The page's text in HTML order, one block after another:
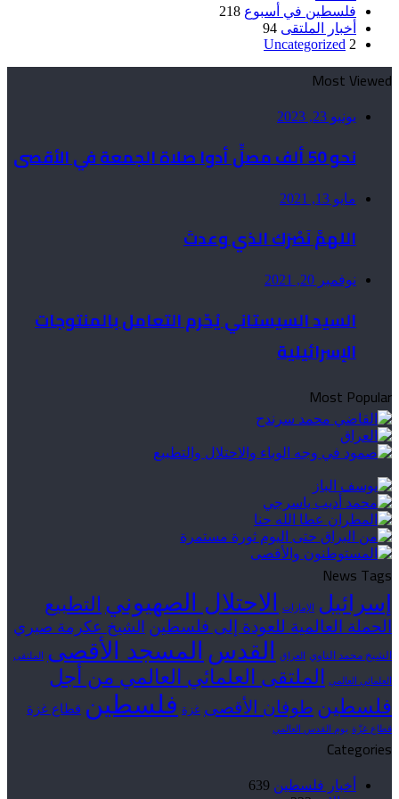
فلسطين في أسبوع 218
أخبار الملتقى 94
Uncategorized 2
Most Viewed
يونيو 23, 2023
نحو 50 ألف مصلٍّ أدوا صلاة الجمعة في الأقصى
مايو 13, 2021
اللهمَّ نَصْرَك الذي وعدتَ
نوفمبر 20, 2021
السيد السيستاني يُحّرم التعامل بالمنتوجات
الإسرائيلية
Most Popular
News Tags
إسرائيل الإمارات الاحتلال الصهيوني التطبيع
الحملة العالمية للعودة إلى فلسطين الشيخ عكرمة صبري
الشيخ محمد الناوي العراق القدس المسجد الأقصى الملتقى
العلمائي العالمي
الملتقى العلمائي العالمي من أجل
فلسطين طوفان الأقصى غزة فلسطين قطاع غزة
قطاع غزّة يوم القدس العالمي
Categories
أخبار فلسطين 639